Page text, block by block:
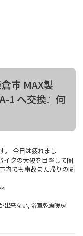
市 MAX製
1 へ交換』何
。 今日は疲れまし
イクの大破を目撃して圏
内でも事故また帰りの圏
出来ない, 浴室乾燥暖房